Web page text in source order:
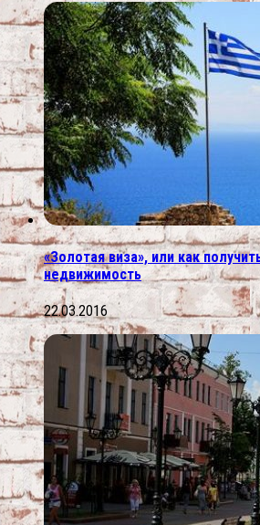
«Золотая виза», или как
недвижимость
22.03.2016